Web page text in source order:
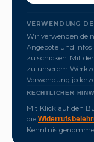
VERWENDUNG
Wir verwenden
Angebote und
zu schicken. Mit
zu unserem
Verwendung
RECHTLICHER
Mit Klick auf den
die
Kenntnis